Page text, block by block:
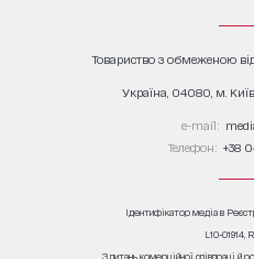
Товариство з обмеженою
Україна, 04080, м.
е-mail:
Телефон: +38
Ідентифікатор медіа в
L10-01914,
З питань комерційної співпраці й